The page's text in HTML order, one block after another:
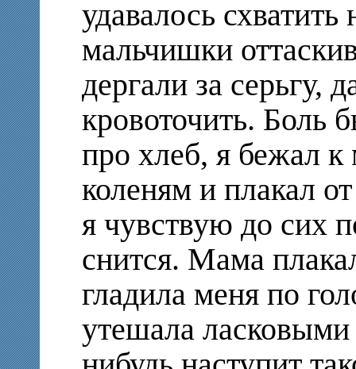
удавалось
мальчишки
дергали за серьгу,
кровоточить. Боль
про хлеб, я бежал
коленям и плакал
я чувствую до сих
снится. Мама
гладила меня по
утешала ласковыми